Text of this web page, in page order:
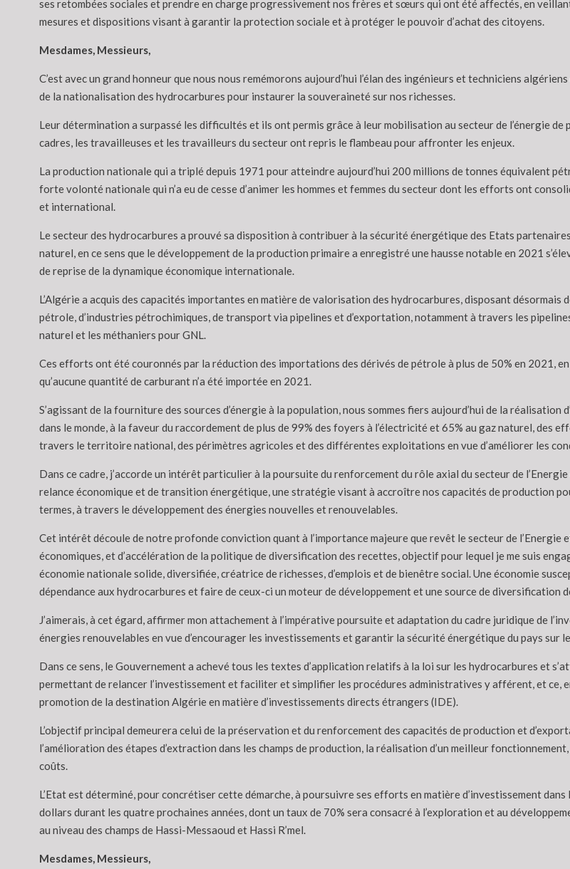
ses retombées sociales et prendre en charge progressivement nos frères et sœurs qui ont été affectés, en
mesures et dispositions visant à garantir la protection sociale et à protéger le pouvoir d’achat des citoyens.
Mesdames, Messieurs,
C’est avec un grand honneur que nous nous remémorons aujourd’hui l’élan des ingénieurs et techniciens
de la nationalisation des hydrocarbures pour instaurer la souveraineté sur nos richesses.
Leur détermination a surpassé les difficultés et ils ont permis grâce à leur mobilisation au secteur de l’énergie
cadres, les travailleuses et les travailleurs du secteur ont repris le flambeau pour affronter les enjeux.
La production nationale qui a triplé depuis 1971 pour atteindre aujourd’hui 200 millions de tonnes équivalent
forte volonté nationale qui n’a eu de cesse d’animer les hommes et femmes du secteur dont les efforts ont
et international.
Le secteur des hydrocarbures a prouvé sa disposition à contribuer à la sécurité énergétique des Etats
naturel, en ce sens que le développement de la production primaire a enregistré une hausse notable en 2021
de reprise de la dynamique économique internationale.
L’Algérie a acquis des capacités importantes en matière de valorisation des hydrocarbures, disposant
pétrole, d’industries pétrochimiques, de transport via pipelines et d’exportation, notamment à travers les
naturel et les méthaniers pour GNL.
Ces efforts ont été couronnés par la réduction des importations des dérivés de pétrole à plus de 50% en 2021,
qu’aucune quantité de carburant n’a été importée en 2021.
S’agissant de la fourniture des sources d’énergie à la population, nous sommes fiers aujourd’hui de la
dans le monde, à la faveur du raccordement de plus de 99% des foyers à l’électricité et 65% au gaz naturel, des
travers le territoire national, des périmètres agricoles et des différentes exploitations en vue d’améliorer les
Dans ce cadre, j’accorde un intérêt particulier à la poursuite du renforcement du rôle axial du secteur de
relance économique et de transition énergétique, une stratégie visant à accroître nos capacités de production
termes, à travers le développement des énergies nouvelles et renouvelables.
Cet intérêt découle de notre profonde conviction quant à l’importance majeure que revêt le secteur de
économiques, et d’accélération de la politique de diversification des recettes, objectif pour lequel je me suis
économie nationale solide, diversifiée, créatrice de richesses, d’emplois et de bienêtre social. Une économie
dépendance aux hydrocarbures et faire de ceux-ci un moteur de développement et une source de diversification
J’aimerais, à cet égard, affirmer mon attachement à l’impérative poursuite et adaptation du cadre juridique de
énergies renouvelables en vue d’encourager les investissements et garantir la sécurité énergétique du pays sur
Dans ce sens, le Gouvernement a achevé tous les textes d’application relatifs à la loi sur les hydrocarbures et
permettant de relancer l’investissement et faciliter et simplifier les procédures administratives y afférent, et ce,
promotion de la destination Algérie en matière d’investissements directs étrangers (IDE).
L’objectif principal demeurera celui de la préservation et du renforcement des capacités de production et
l’amélioration des étapes d’extraction dans les champs de production, la réalisation d’un meilleur
coûts.
L’Etat est déterminé, pour concrétiser cette démarche, à poursuivre ses efforts en matière d’investissement
dollars durant les quatre prochaines années, dont un taux de 70% sera consacré à l’exploration et au
au niveau des champs de Hassi-Messaoud et Hassi R’mel.
Mesdames, Messieurs,